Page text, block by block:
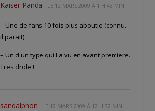
Kaiser Panda LE 12 MARS 2009 À 1 H 43 MIN
– Une de fans 10 fois plus aboutie (connu,
il parait).
– Un d'un type qui l'a vu en avant premiere.
Tres drole !
sandalphon LE 12 MARS 2009 À 12 H 32 MIN